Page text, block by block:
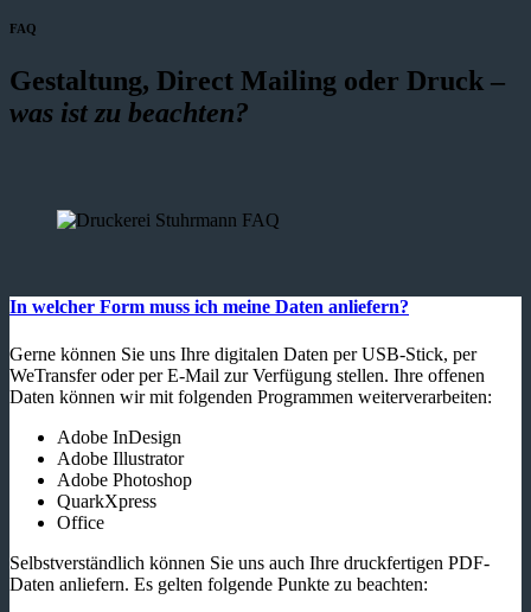
FAQ
Gestaltung, Direct Mailing oder Druck –
was ist zu beachten?
In welcher Form muss ich meine Daten anliefern?
Gerne können Sie uns Ihre digitalen Daten per USB-Stick, per
WeTransfer oder per E-Mail zur Verfügung stellen. Ihre offenen
Daten können wir mit folgenden Programmen weiterverarbeiten:
Adobe InDesign
Adobe Illustrator
Adobe Photoshop
QuarkXpress
Office
Selbstverständlich können Sie uns auch Ihre druckfertigen PDF-
Daten anliefern. Es gelten folgende Punkte zu beachten: